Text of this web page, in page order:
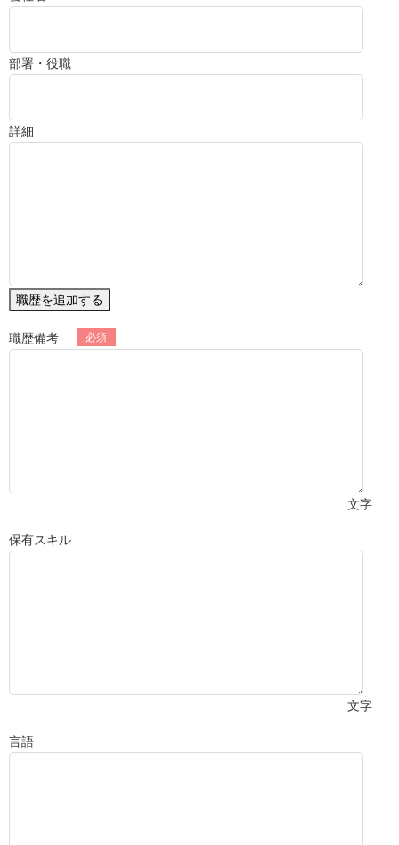
部署・役職
詳細
職歴を追加する
職歴備考
文字
保有スキル
文字
言語